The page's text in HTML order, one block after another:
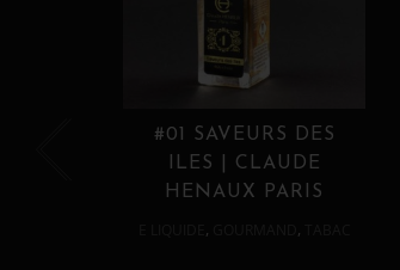
#01 SAVEURS DES
ILES | CLAUDE
HENAUX PARIS
, ,